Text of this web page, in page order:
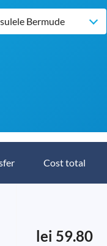
Bermude
Cost total
lei 59.80